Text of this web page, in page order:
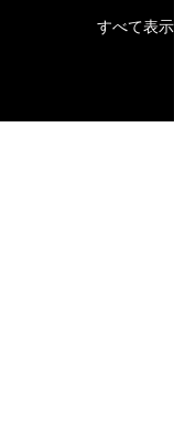
すべて表示